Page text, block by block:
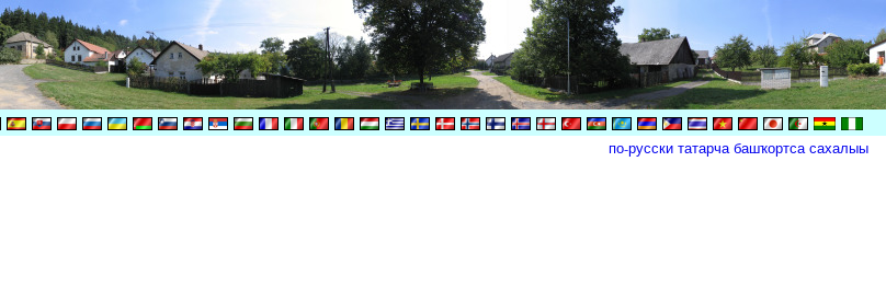
по-русски татарча башҡортса сахалыы